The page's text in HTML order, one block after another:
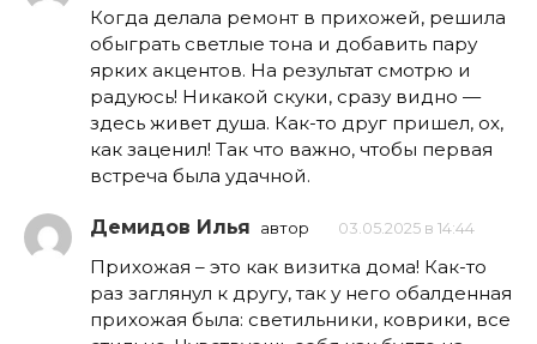
Когда делала ремонт в прихожей, решила
обыграть светлые тона и добавить пару
ярких акцентов. На результат смотрю и
радуюсь! Никакой скуки, сразу видно —
здесь живет душа. Как-то друг пришел, ох,
как заценил! Так что важно, чтобы первая
встреча была удачной.
Демидов Илья автор 03.05.2025 в 14:44
Прихожая – это как визитка дома! Как-то
раз заглянул к другу, так у него обалденная
прихожая была: светильники, коврики, все